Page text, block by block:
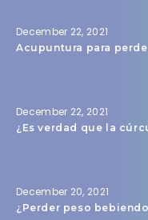
December 22, 2021
Acupuntura para
December 22, 2021
¿Es verdad que la
December 20, 2021
¿Perder peso